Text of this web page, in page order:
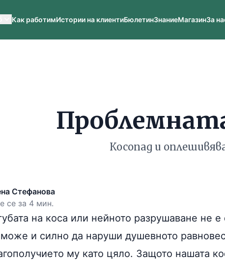
Как работимИстории на клиентиБюлетинЗнаниеМагазинЗа
Косопад и
Стефанова
се за 4 мин.
на коса или нейното разрушаване не
и силно да наруши душевното
му като цяло. Защото нашата